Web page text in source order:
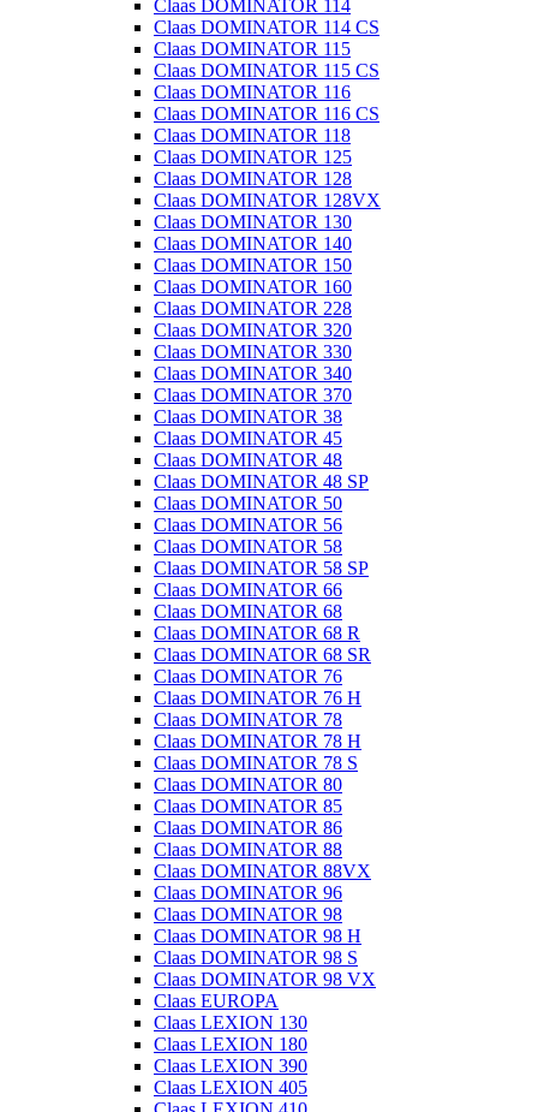
Claas DOMINATOR 114
Claas DOMINATOR 114 CS
Claas DOMINATOR 115
Claas DOMINATOR 115 CS
Claas DOMINATOR 116
Claas DOMINATOR 116 CS
Claas DOMINATOR 118
Claas DOMINATOR 125
Claas DOMINATOR 128
Claas DOMINATOR 128VX
Claas DOMINATOR 130
Claas DOMINATOR 140
Claas DOMINATOR 150
Claas DOMINATOR 160
Claas DOMINATOR 228
Claas DOMINATOR 320
Claas DOMINATOR 330
Claas DOMINATOR 340
Claas DOMINATOR 370
Claas DOMINATOR 38
Claas DOMINATOR 45
Claas DOMINATOR 48
Claas DOMINATOR 48 SP
Claas DOMINATOR 50
Claas DOMINATOR 56
Claas DOMINATOR 58
Claas DOMINATOR 58 SP
Claas DOMINATOR 66
Claas DOMINATOR 68
Claas DOMINATOR 68 R
Claas DOMINATOR 68 SR
Claas DOMINATOR 76
Claas DOMINATOR 76 H
Claas DOMINATOR 78
Claas DOMINATOR 78 H
Claas DOMINATOR 78 S
Claas DOMINATOR 80
Claas DOMINATOR 85
Claas DOMINATOR 86
Claas DOMINATOR 88
Claas DOMINATOR 88VX
Claas DOMINATOR 96
Claas DOMINATOR 98
Claas DOMINATOR 98 H
Claas DOMINATOR 98 S
Claas DOMINATOR 98 VX
Claas EUROPA
Claas LEXION 130
Claas LEXION 180
Claas LEXION 390
Claas LEXION 405